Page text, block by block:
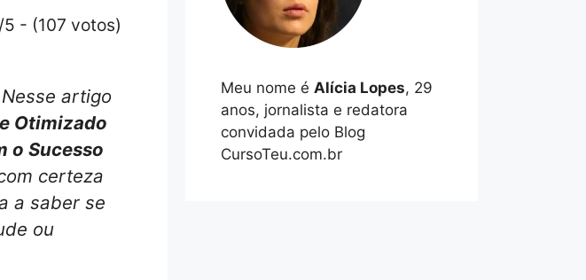
5 - (107 votos)
Nesse artigo
Otimizado
o Sucesso
certeza
a saber se
ou
Meu nome é Alícia Lopes, 29
anos, jornalista e redatora
convidada pelo Blog
CursoTeu.com.br